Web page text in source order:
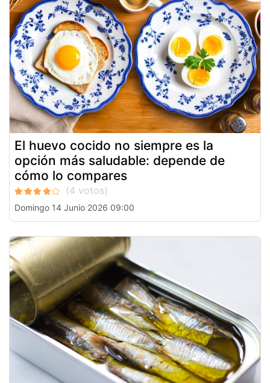
El huevo cocido no siempre es la
opción más saludable: depende de
cómo lo compares
Domingo 14 Junio 2026 09:00